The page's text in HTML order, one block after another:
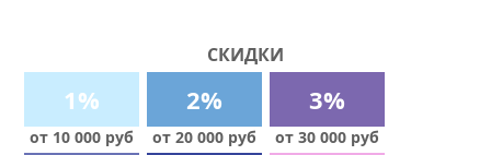
СКИДКИ
1%
от 10 000 руб
2%
от 20 000 руб
3%
от 30 000 руб